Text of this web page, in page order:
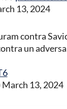
13, 2024
contra
un
March 13, 2024